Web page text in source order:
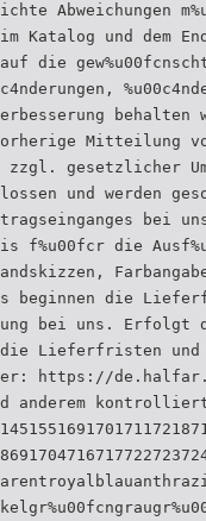
Abweichungen
Katalog und dem
die
vorherige Mitteilung
gesetzlicher
und werden
bei
f%u00fcr die
beginnen die
bei uns. Erfolgt
die Lieferfristen
https://
anderem